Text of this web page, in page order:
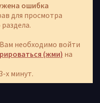
ошибка
для просмотра
необходимо войти
(жми) на
х минут.